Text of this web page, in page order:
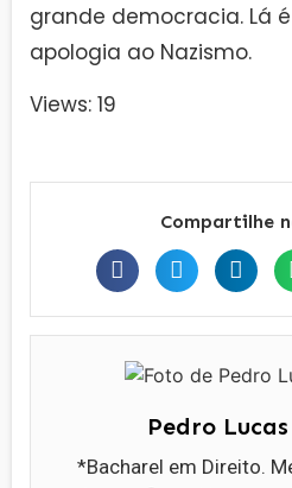
grande democracia. Lá
apologia ao Nazismo.
Views: 19
Compartilhe
Pedro
*Bacharel em Direito.